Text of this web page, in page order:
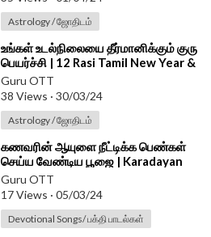
Astrology / ஜோதிடம்
⁣உங்கள் உடல்நிலையை தீர்மானிக்கும் குரு
பெயர்ச்சி | 12 Rasi Tamil New Year &
Guru Peyarchi Palangal
Guru OTT
38 Views · 30/03/24
Astrology / ஜோதிடம்
⁣கணவரின் ஆயுளை நீட்டிக்க பெண்கள்
செய்ய வேண்டிய பூஜை | Karadayan
Nonbu Poojai Seyyum Murai |
Astrology
Guru OTT
17 Views · 05/03/24
Devotional Songs/ பக்தி பாடல்கள்